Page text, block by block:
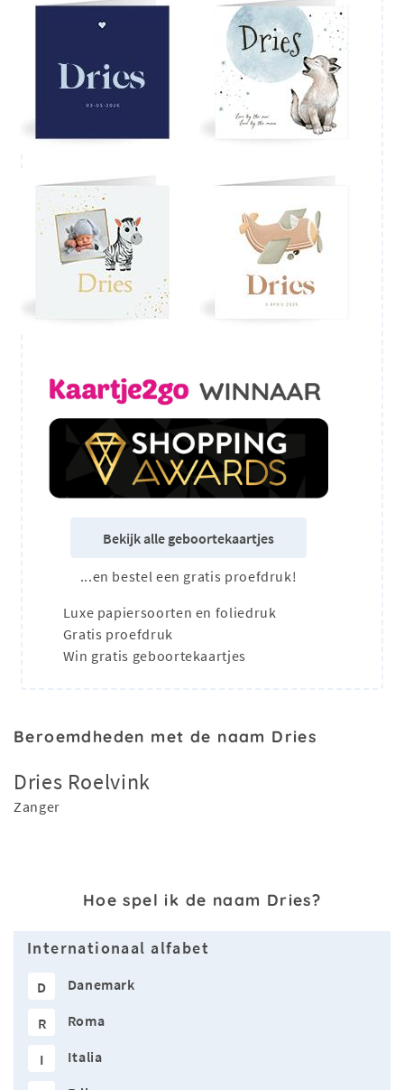
Bekijk alle geboortekaartjes
...en bestel een gratis proefdruk!
Luxe papiersoorten en foliedruk
Gratis proefdruk
Win gratis geboortekaartjes
Beroemdheden met de naam Dries
Dries Roelvink
Zanger
Hoe spel ik de naam Dries?
Internationaal alfabet
D Danemark
R Roma
I Italia